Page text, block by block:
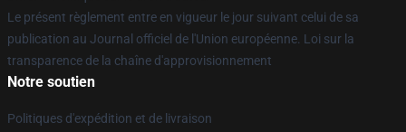
Le présent règlement entre en vigueur le jour suivant celui de sa
publication au Journal officiel de l'Union européenne. Loi sur la
transparence de la chaîne d'approvisionnement
Notre soutien
Politiques d'expédition et de livraison